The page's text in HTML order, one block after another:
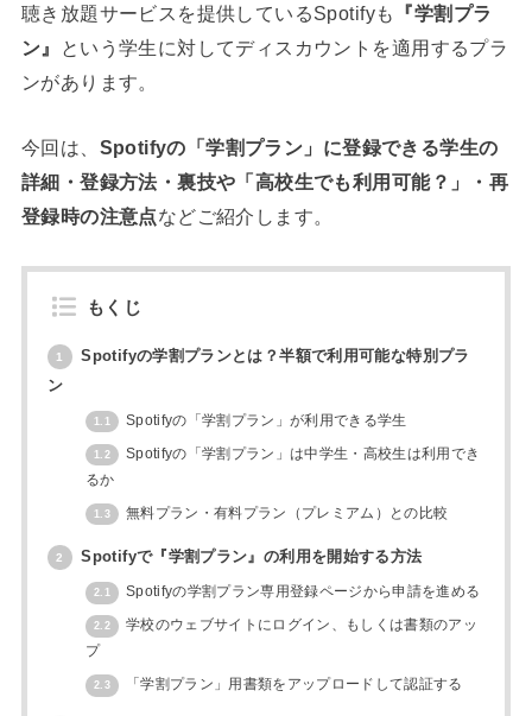
聴き放題サービスを提供しているSpotifyも
『学割プラ
ン』
という学生に対してディスカウントを適用するプラ
ンがあります。
今回は、 Spotifyの「学割プラン」に登録できる学生の
詳細・登録方法・裏技や「高校生でも利用可能？」・ 再
登録時の注意点などご紹介します。
もくじ
1
Spotifyの学割プランとは？半額で利用可能な特別プラ
ン
1.1 Spotifyの「学割プラン」が利用できる学生
1.2
Spotifyの「学割プラン」は中学生・高校生は利用でき
るか
1.3 無料プラン・有料プラン（プレミアム）との比較
2 Spotifyで『学割プラン』の利用を開始する方法
2.1 Spotifyの学割プラン専用登録ページから申請を進める
2.2
学校のウェブサイトにログイン、もしくは書類のアッ
プ
2.3 「学割プラン」用書類をアップロードして認証する